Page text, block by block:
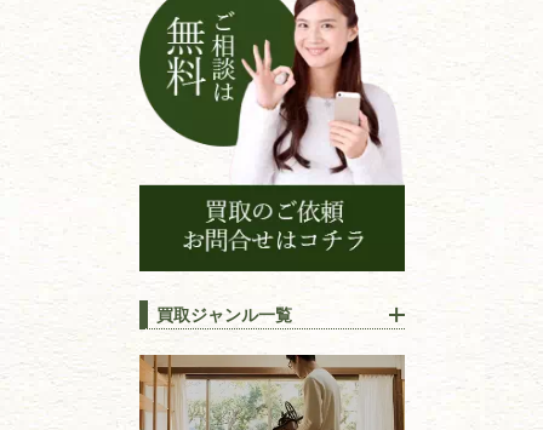
買取ジャンル一覧
江戸時代の書物
唐本・漢籍・
中国書物・朝鮮本